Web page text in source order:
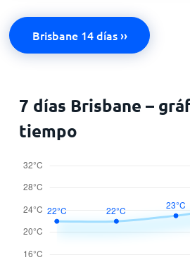
Brisbane 14 días ››
7 días Brisbane –
tiempo